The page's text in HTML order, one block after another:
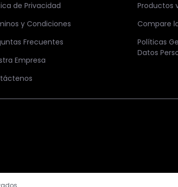
de Privacidad
y Condiciones
Frecuentes
Empresa
Productos
Compare
Políticas
Datos